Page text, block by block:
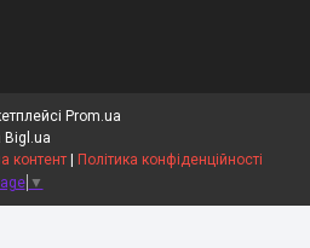
Prom.ua
Bigl.ua
контент
Політика конфіденційності
▼